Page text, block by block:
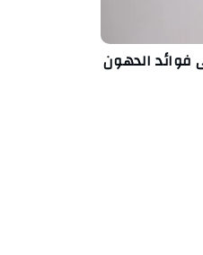
الدهون